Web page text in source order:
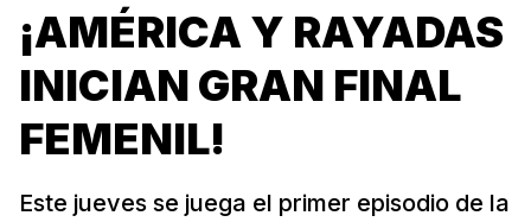
¡AMÉRICA Y RAYADAS
INICIAN GRAN FINAL
FEMENIL!
Este jueves se juega el primer episodio de la